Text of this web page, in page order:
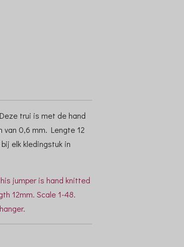
trui is met de hand
van 0,6 mm. Lengte 12
elk kledingstuk in
jumper is hand knitted
12mm. Scale 1-48.